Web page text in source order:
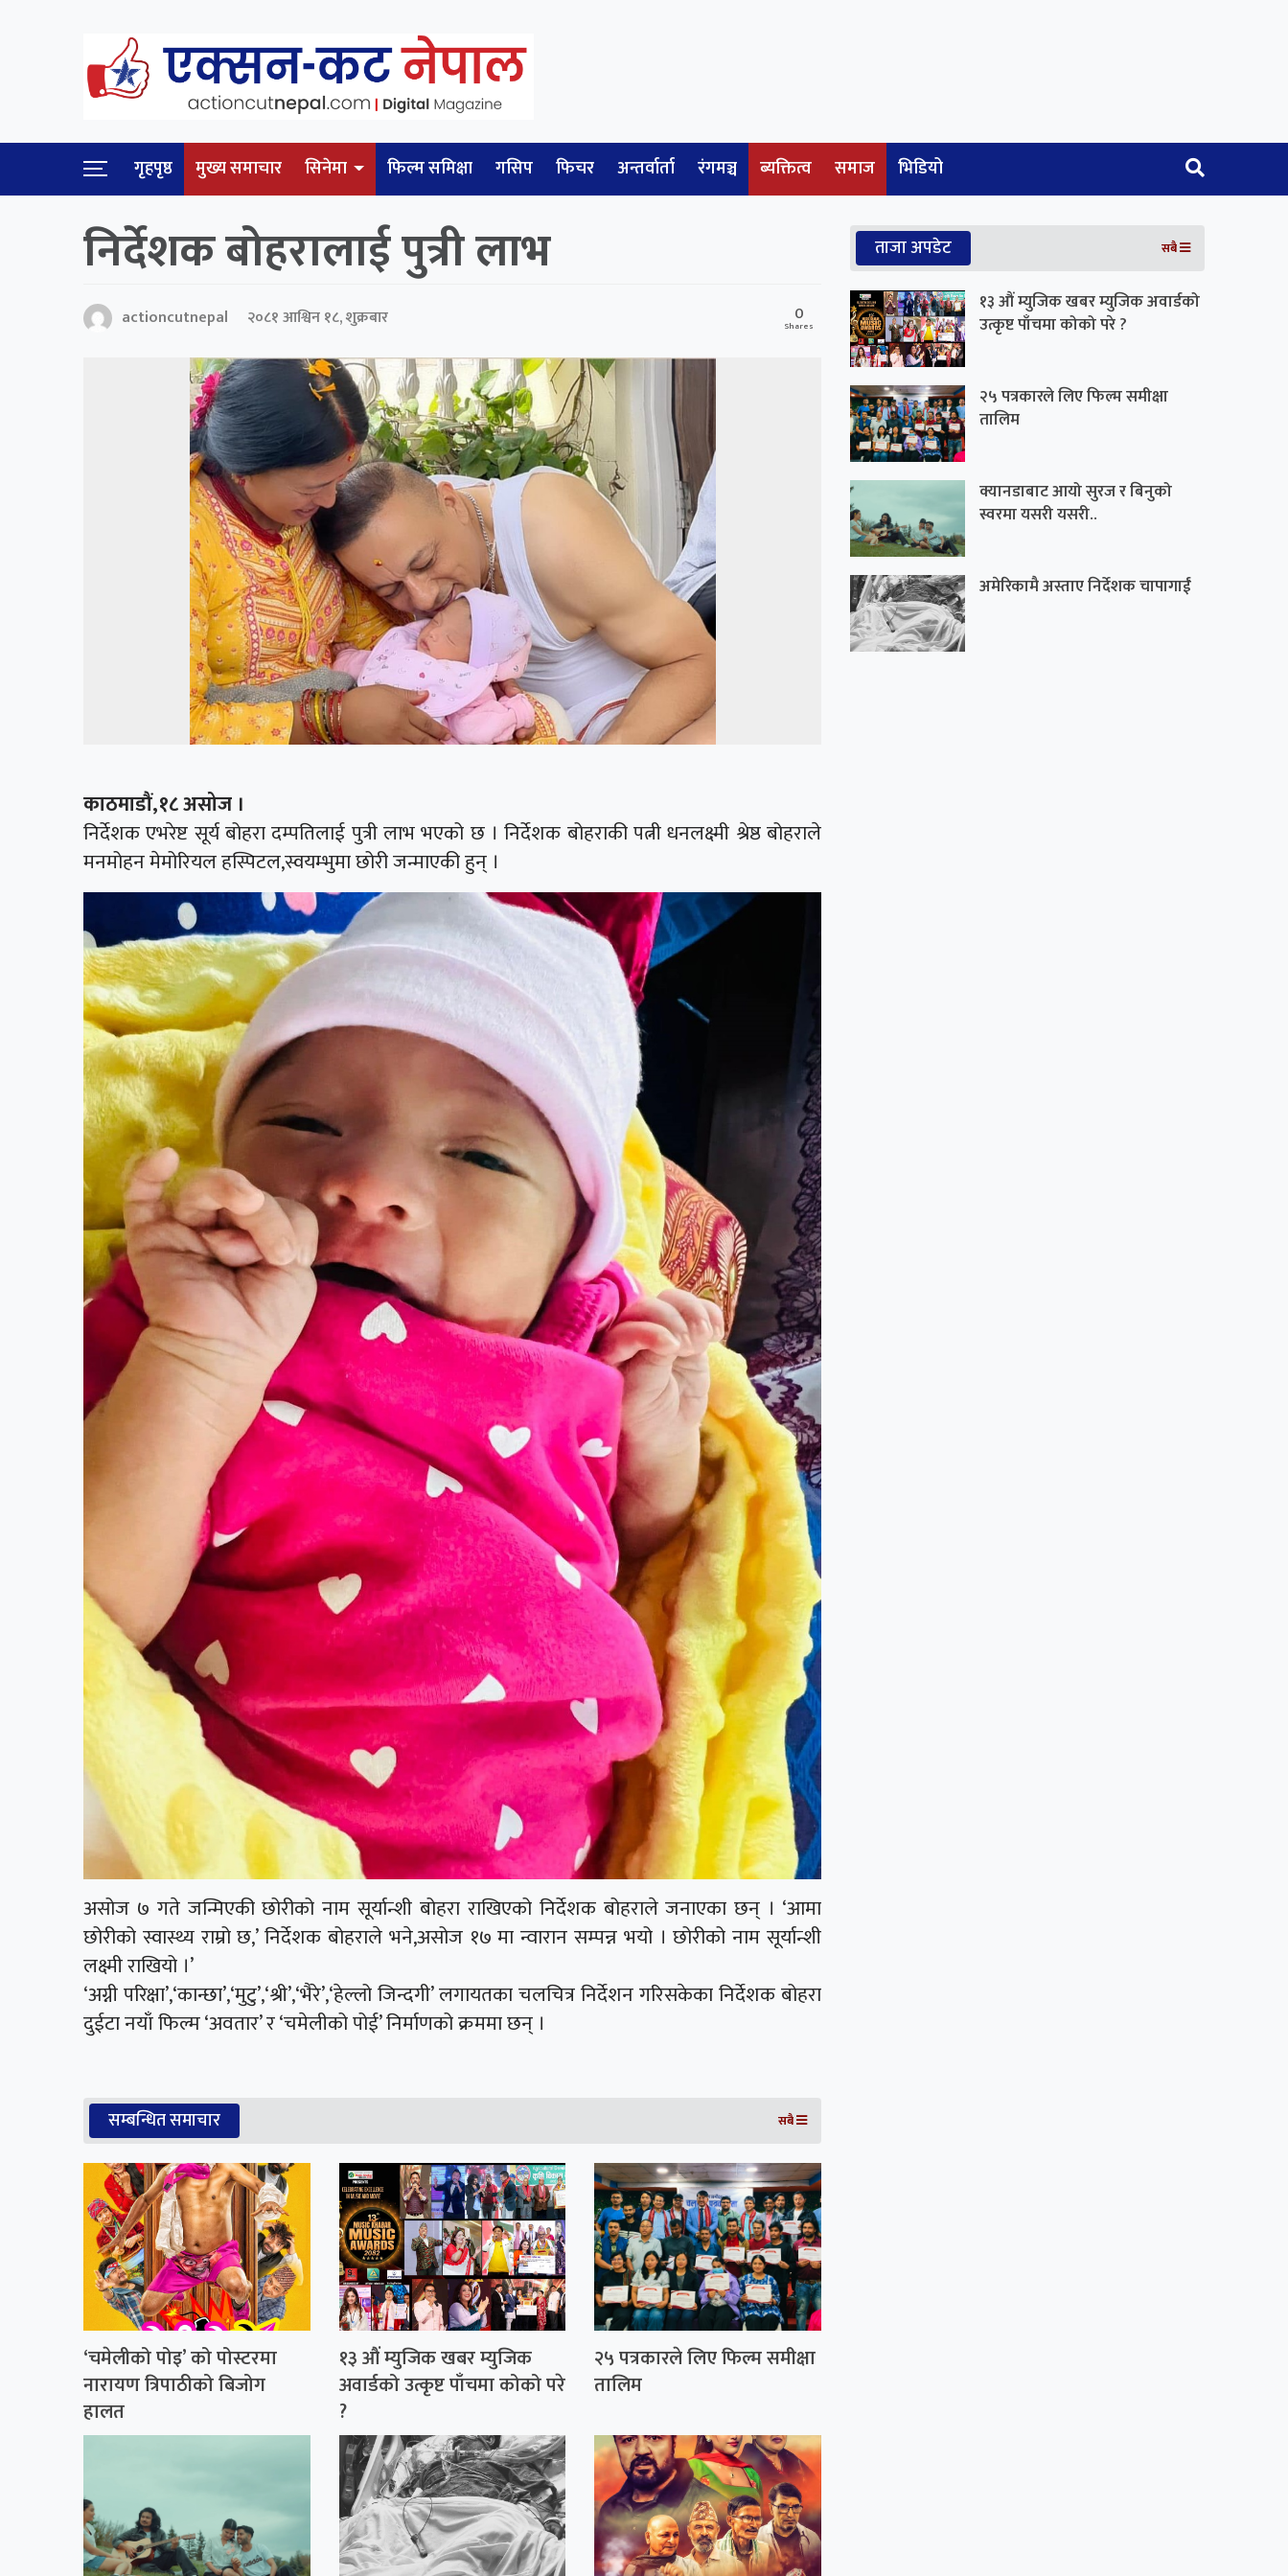
गृहपृष्ठ मुख्य समाचार सिनेमा फिल्म समिक्षा गसिप फिचर अन्तर्वार्ता रंगमञ्च ब्यक्तित्व समाज भिडियो
निर्देशक बोहरालाई पुत्री लाभ
actioncutnepal २०८१ आश्विन १८, शुक्रबार 0
Shares
काठमाडौं,१८ असोज ।
निर्देशक एभरेष्ट सूर्य बोहरा दम्पतिलाई पुत्री लाभ भएको छ । निर्देशक बोहराकी पत्नी धनलक्ष्मी श्रेष्ठ बोहराले
मनमोहन मेमोरियल हस्पिटल,स्वयम्भुमा छोरी जन्माएकी हुन् ।
असोज ७ गते जन्मिएकी छोरीको नाम सूर्यान्शी बोहरा राखिएको निर्देशक बोहराले जनाएका छन् । ‘आमा
छोरीको स्वास्थ्य राम्रो छ,’ निर्देशक बोहराले भने,असोज १७ मा न्वारान सम्पन्न भयो । छोरीको नाम सूर्यान्शी
लक्ष्मी राखियो ।’
‘अग्नी परिक्षा’,‘कान्छा’,‘मुटु’,‘श्री’,‘भैरे’,‘हेल्लो जिन्दगी’ लगायतका चलचित्र निर्देशन गरिसकेका निर्देशक बोहरा
दुईटा नयाँ फिल्म ‘अवतार’ र ‘चमेलीको पोई’ निर्माणको क्रममा छन् ।
सम्बन्धित समाचार सबै
‘चमेलीको पोइ’ को पोस्टरमा
नारायण त्रिपाठीको बिजोग
हालत
१३ औं म्युजिक खबर म्युजिक
अवार्डको उत्कृष्ट पाँचमा कोको परे
?
२५ पत्रकारले लिए फिल्म समीक्षा
तालिम
ताजा अपडेट सबै
१३ औं म्युजिक खबर म्युजिक अवार्डको
उत्कृष्ट पाँचमा कोको परे ?
२५ पत्रकारले लिए फिल्म समीक्षा
तालिम
क्यानडाबाट आयो सुरज र बिनुको
स्वरमा यसरी यसरी..
अमेरिकामै अस्ताए निर्देशक चापागाईं